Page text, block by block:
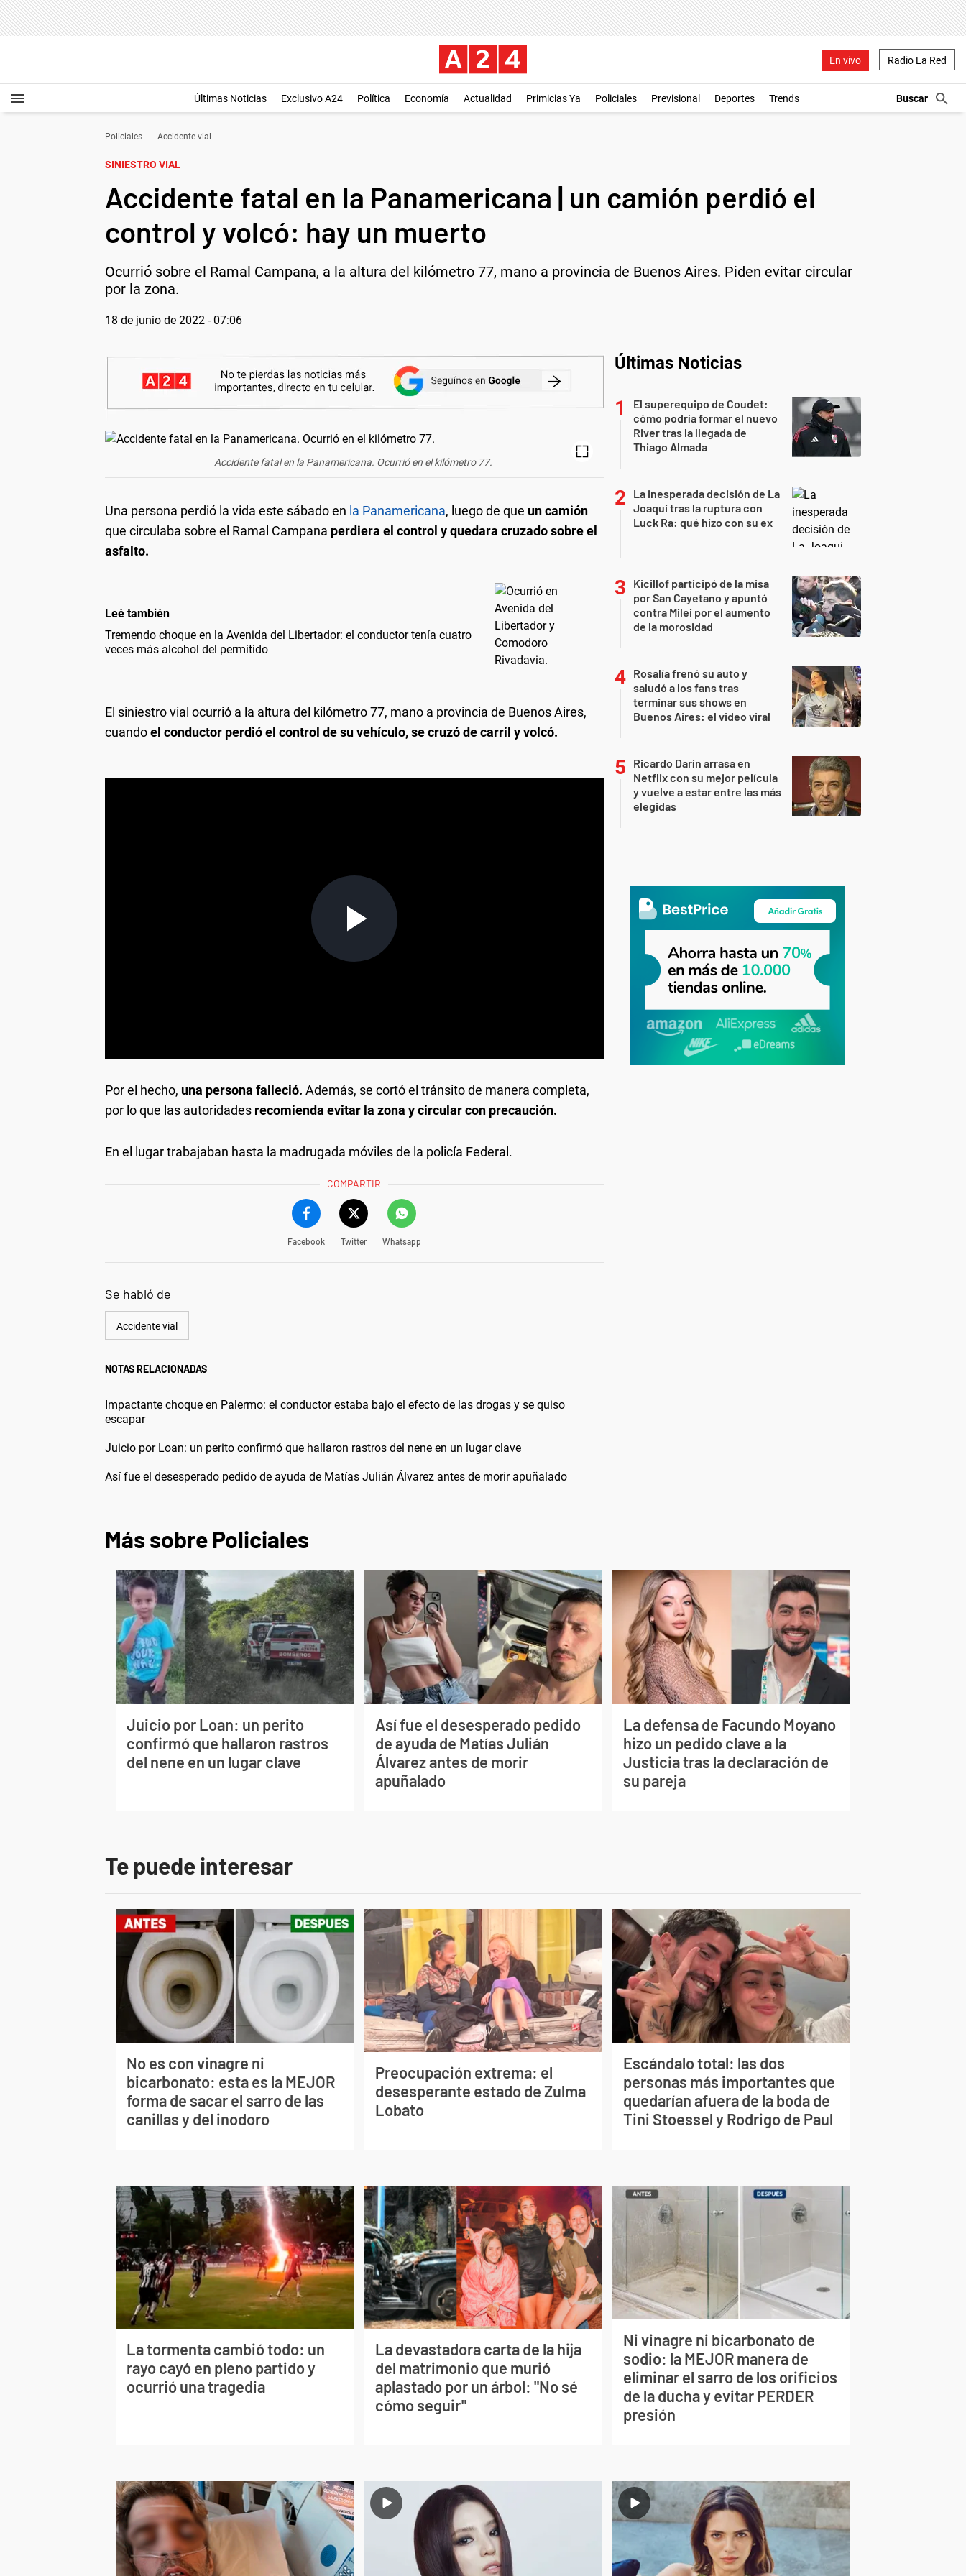
En vivo Radio La Red
Últimas Noticias Exclusivo A24 Política Economía Actualidad Primicias Ya Policiales Previsional Deportes Trends
Policiales Accidente vial
SINIESTRO VIAL
Accidente fatal en la Panamericana | un camión perdió el
control y volcó: hay un muerto
Ocurrió sobre el Ramal Campana, a la altura del kilómetro 77, mano a provincia de Buenos Aires. Piden evitar circular
por la zona.
18 de junio de 2022 - 07:06
Accidente fatal en la Panamericana. Ocurrió en el kilómetro 77.
Una persona perdió la vida este sábado en la Panamericana, luego de que un camión
que circulaba sobre el Ramal Campana perdiera el control y quedara cruzado sobre el
asfalto.
Leé también
Tremendo choque en la Avenida del Libertador: el conductor tenía cuatro
veces más alcohol del permitido
El siniestro vial ocurrió a la altura del kilómetro 77, mano a provincia de Buenos Aires,
cuandoel conductor perdió el control de su vehículo, se cruzó de carril y volcó.
Por el hecho, una persona falleció. Además, se cortó el tránsito de manera completa,
por lo que las autoridades recomienda evitar la zona y circular con precaución.
En el lugar trabajaban hasta la madrugada móviles de la policía Federal.
COMPARTIR
Facebook Twitter Whatsapp
Se habló de
Accidente vial
NOTAS RELACIONADAS
Impactante choque en Palermo: el conductor estaba bajo el efecto de las drogas y se quiso
escapar
Juicio por Loan: un perito confirmó que hallaron rastros del nene en un lugar clave
Así fue el desesperado pedido de ayuda de Matías Julián Álvarez antes de morir apuñalado
Últimas Noticias
El superequipo de Coudet:
cómo podría formar el nuevo
River tras la llegada de
Thiago Almada
La inesperada decisión de La
Joaqui tras la ruptura con
Luck Ra: qué hizo con su ex
Kicillof participó de la misa
por San Cayetano y apuntó
contra Milei por el aumento
de la morosidad
Rosalía frenó su auto y
saludó a los fans tras
terminar sus shows en
Buenos Aires: el video viral
Ricardo Darín arrasa en
Netflix con su mejor película
y vuelve a estar entre las más
elegidas
Más sobre Policiales
Juicio por Loan: un perito
confirmó que hallaron rastros
del nene en un lugar clave
Así fue el desesperado pedido
de ayuda de Matías Julián
Álvarez antes de morir
apuñalado
La defensa de Facundo Moyano
hizo un pedido clave a la
Justicia tras la declaración de
su pareja
Te puede interesar
No es con vinagre ni
bicarbonato: esta es la MEJOR
forma de sacar el sarro de las
canillas y del inodoro
Preocupación extrema: el
desesperante estado de Zulma
Lobato
Escándalo total: las dos
personas más importantes que
quedarían afuera de la boda de
Tini Stoessel y Rodrigo de Paul
La tormenta cambió todo: un
rayo cayó en pleno partido y
ocurrió una tragedia
La devastadora carta de la hija
del matrimonio que murió
aplastado por un árbol: "No sé
cómo seguir"
Ni vinagre ni bicarbonato de
sodio: la MEJOR manera de
eliminar el sarro de los orificios
de la ducha y evitar PERDER
presión